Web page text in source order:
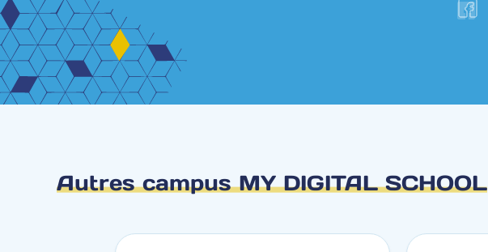
Autres campus MY DIGITAL SCHOOL